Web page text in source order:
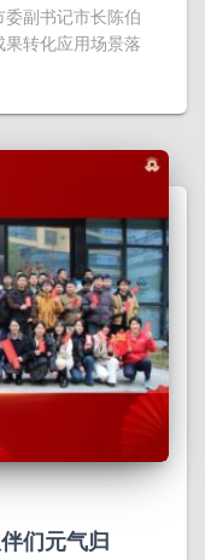
副书记市长陈伯
转化应用场景落
们元气归